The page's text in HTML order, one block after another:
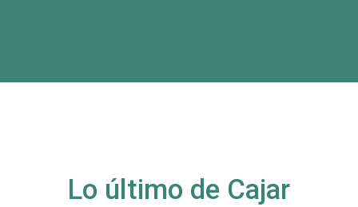
Lo último de Cajar